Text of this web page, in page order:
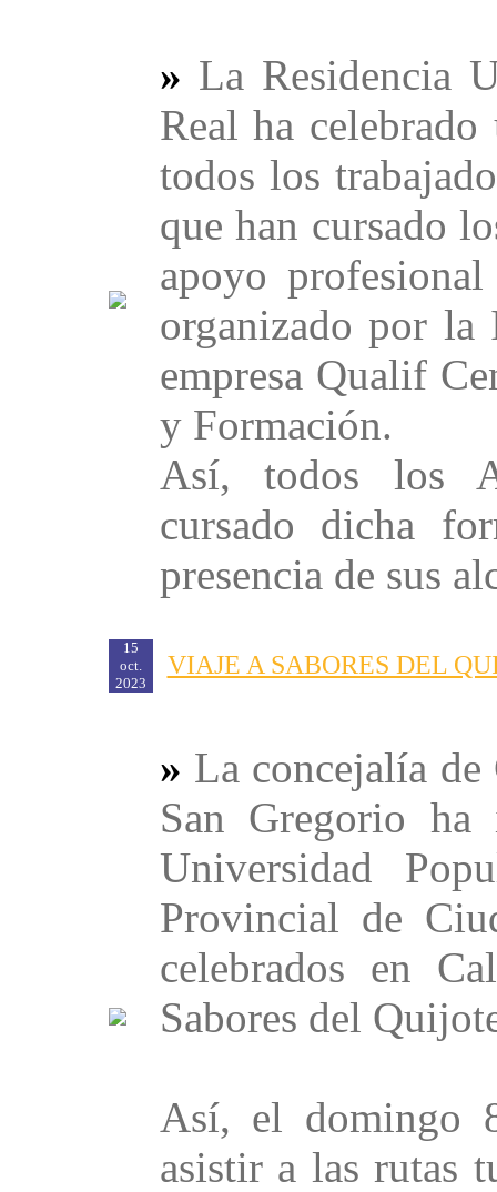
» La Residencia
Real ha
todos los
que han cursado
apoyo
organizado por
empresa Qualif
y Formación.
Así, todos los
cursado dicha
presencia de sus
15
oct.
2023
VIAJE A SABORES DEL
» La concejalía
San Gregorio
Universidad
Provincial de
celebrados en
Sabores del
Así, el domingo
asistir a las rutas